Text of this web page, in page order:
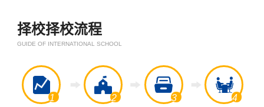
择校择校流程
GUIDE OF INTERNATIONAL SCHOOL
1 2 3 4